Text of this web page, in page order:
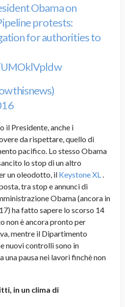
Obama on
protests:
for authorities to
il Presidente, anche i
da rispettare, quello di
pacifico. Lo stesso Obama
lo stop di un altro
un oleodotto, il Keystone XL.
tra stop e annunci di
Obama (ancora in
ha fatto sapere lo scorso 14
non è ancora pronto per
mentre il Dipartimento
nuovi controlli sono in
una pausa nei lavori finchè non
in un clima di